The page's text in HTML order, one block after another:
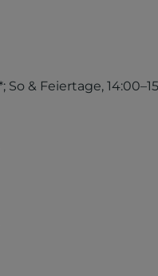
So & Feiertage,